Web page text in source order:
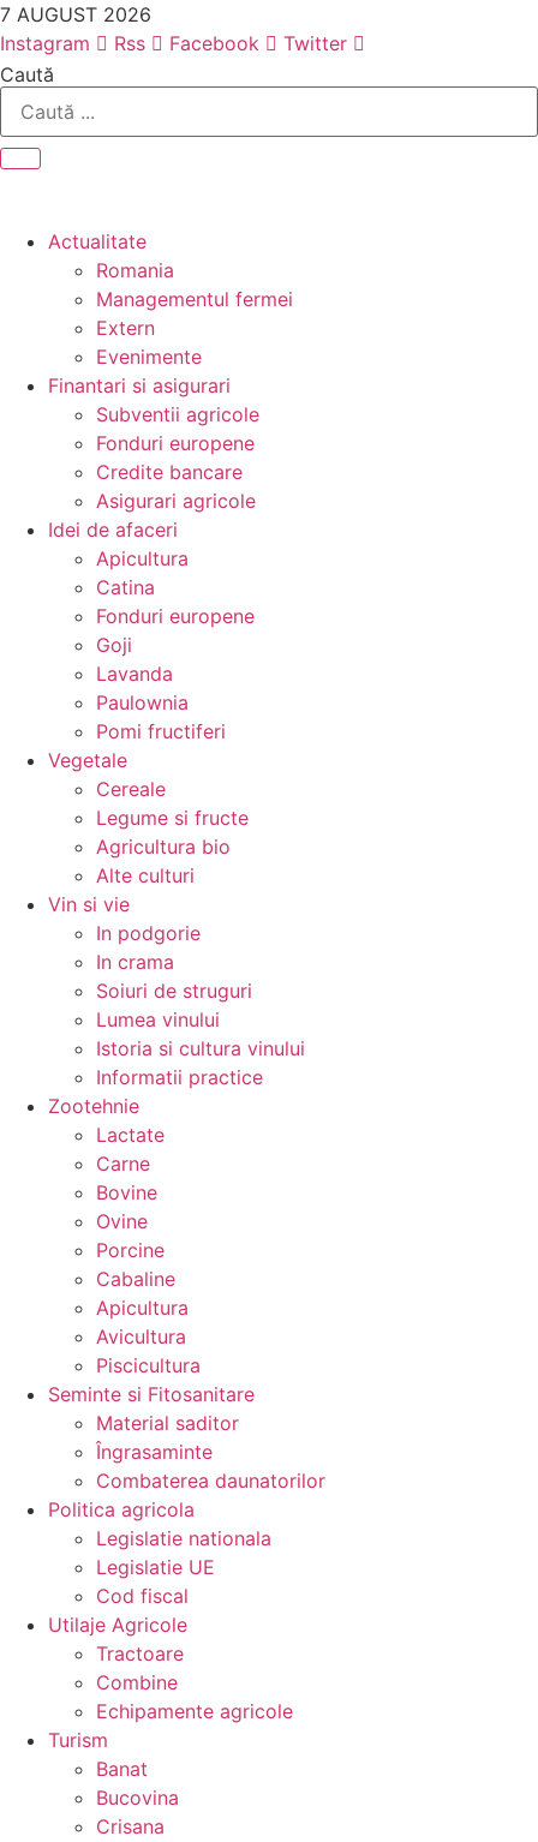
Sari
la
conținut
7 AUGUST 2026
Instagram
Rss Facebook
Twitter
Caută
Actualitate
Romania
Managementul fermei
Extern
Evenimente
Finantari si asigurari
Subventii agricole
Fonduri europene
Credite bancare
Asigurari agricole
Idei de afaceri
Apicultura
Catina
Fonduri europene
Goji
Lavanda
Paulownia
Pomi fructiferi
Vegetale
Cereale
Legume si fructe
Agricultura bio
Alte culturi
Vin si vie
In podgorie
In crama
Soiuri de struguri
Lumea vinului
Istoria si cultura vinului
Informatii practice
Zootehnie
Lactate
Carne
Bovine
Ovine
Porcine
Cabaline
Apicultura
Avicultura
Piscicultura
Seminte si Fitosanitare
Material saditor
Îngrasaminte
Combaterea daunatorilor
Politica agricola
Legislatie nationala
Legislatie UE
Cod fiscal
Utilaje Agricole
Tractoare
Combine
Echipamente agricole
Turism
Banat
Bucovina
Crisana